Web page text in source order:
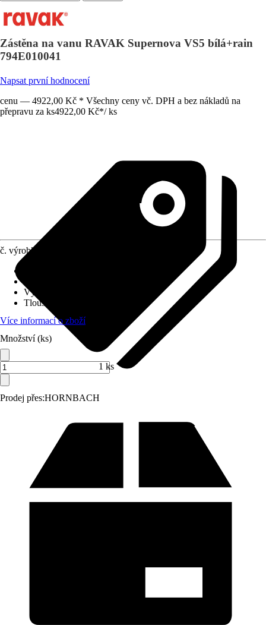
Zástěna na vanu RAVAK Supernova VS5 bílá+rain
794E010041
Napsat první hodnocení
cenu — 4922,00 Kč * Všechny ceny vč. DPH a bez nákladů na
přepravu za ks4922,00 Kč*/ ks
Prodej přes:HORNBACH
č. výrobku
Výška
Tloušťka skla
Více informací o zboží
Množství (ks)
1 ks